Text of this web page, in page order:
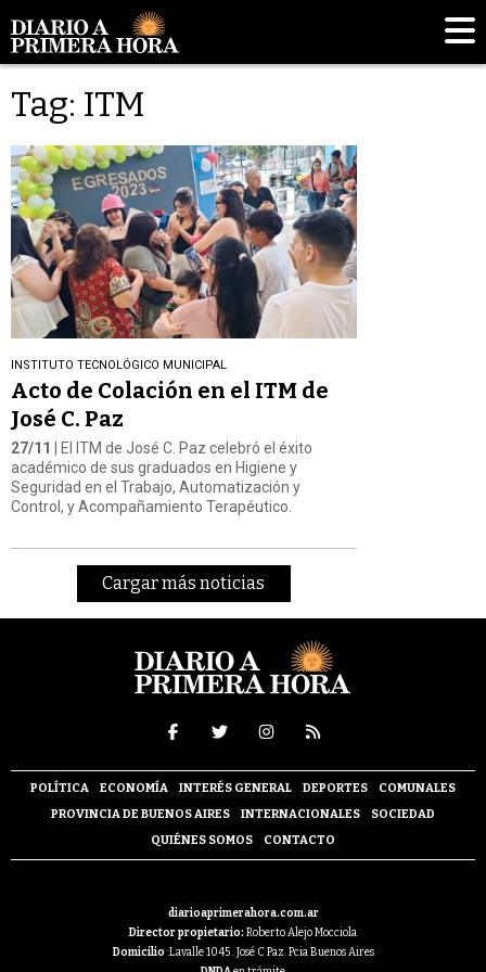
Tag: ITM
INSTITUTO TECNOLÓGICO MUNICIPAL
Acto de Colación en el ITM de
José C. Paz
27/11
| El ITM de José C. Paz celebró el éxito
académico de sus graduados en Higiene y
Seguridad en el Trabajo, Automatización y
Control, y Acompañamiento Terapéutico.
Cargar más noticias
POLÍTICA ECONOMÍA INTERÉS GENERAL DEPORTES
COMUNALES
PROVINCIA DE BUENOS AIRES
INTERNACIONALES
SOCIEDAD
QUIÉNES SOMOS
CONTACTO
diarioaprimerahora.com.ar
Director propietario: Roberto Alejo Mocciola
Domicilio :Lavalle 1045 . José C Paz. Pcia Buenos Aires